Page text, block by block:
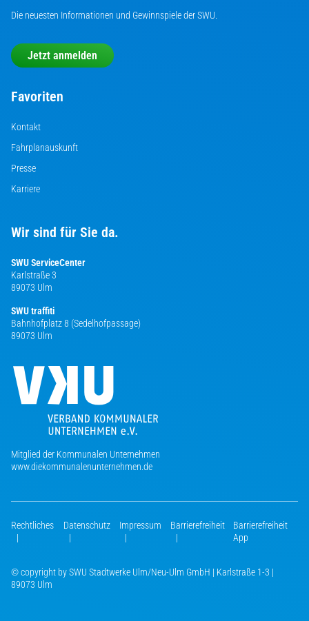
Die neuesten Informationen und Gewinnspiele der SWU.
Jetzt anmelden
Favoriten
Kontakt
Fahrplanauskunft
Presse
Karriere
Wir sind für Sie da.
SWU ServiceCenter
Karlstraße 3
89073 Ulm
SWU traffiti
Bahnhofplatz 8 (Sedelhofpassage)
89073 Ulm
Mitglied der Kommunalen Unternehmen
www.diekommunalenunternehmen.de
© copyright by SWU Stadtwerke Ulm/Neu-Ulm GmbH | Karlstraße 1-3 |
89073 Ulm
Rechtliches
|
Datenschutz
|
Impressum
|
Barrierefreiheit
|
Barrierefreiheit
App